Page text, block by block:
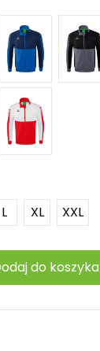
L XL XXL
do koszyka